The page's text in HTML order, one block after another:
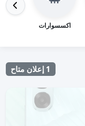
اكسسوارات
1 إعلان متاح